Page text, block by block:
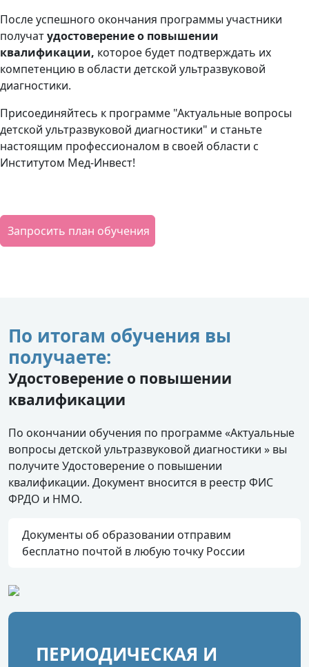
После успешного окончания программы участники
получатудостоверениео повышении
квалификации, которое будет подтверждать их
компетенцию в области детской ультразвуковой
диагностики.
Присоединяйтесь к программе "Актуальные вопросы
детской ультразвуковой диагностики" и станьте
настоящим профессионалом в своей области с
Институтом Мед-Инвест!
Запросить план обучения
По итогам обучения вы
получаете:
Удостоверение о повышении
квалификации
По окончании обучения по программе «Актуальные
вопросы детской ультразвуковой диагностики » вы
получите Удостоверение о повышении
квалификации. Документ вносится в реестр ФИС
ФРДО и НМО.
Документы об образовании отправим
бесплатно почтой в любую точку России
ПЕРИОДИЧЕСКАЯ И